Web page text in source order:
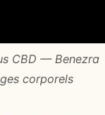
CBD — Benezra
corporels